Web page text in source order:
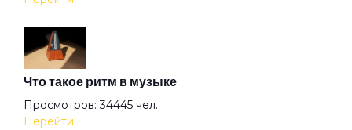
Белые козы
Что такое ритм в музыке
Просмотров: 34445 чел.
Перейти